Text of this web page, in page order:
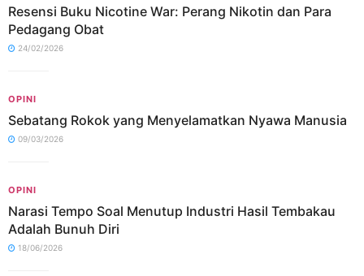
Resensi Buku Nicotine War: Perang Nikotin dan Para
Pedagang Obat
24/02/2026
OPINI
Sebatang Rokok yang Menyelamatkan Nyawa Manusia
09/03/2026
OPINI
Narasi Tempo Soal Menutup Industri Hasil Tembakau
Adalah Bunuh Diri
18/06/2026